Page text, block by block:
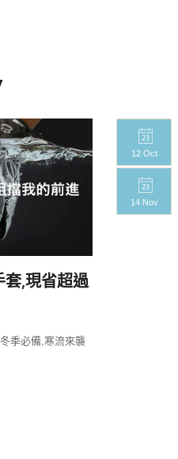
,現省超過
季必備,寒流來襲
12 Oct
14 Nov